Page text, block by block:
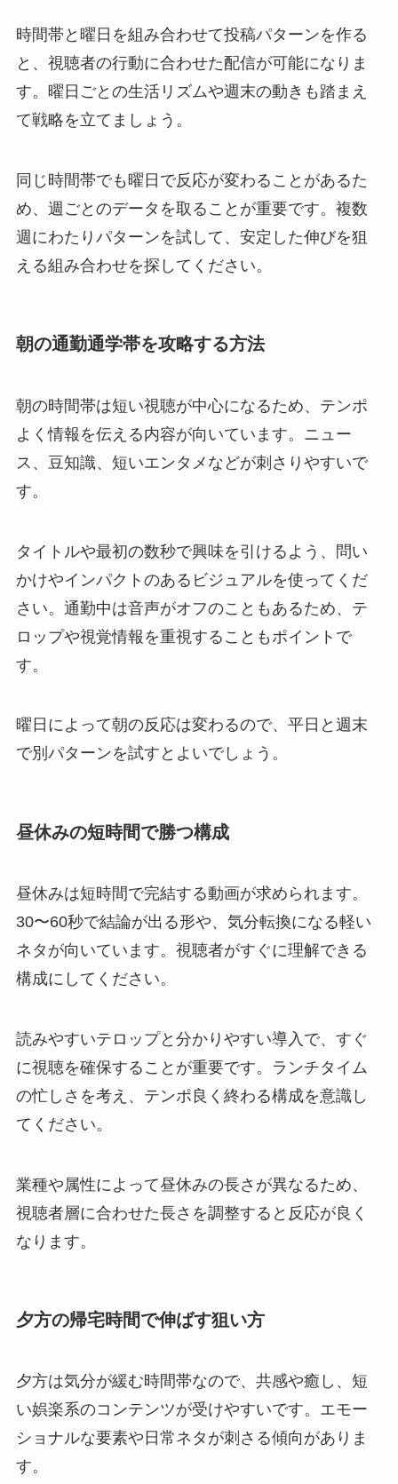
時間帯と曜日を組み合わせて投稿パターンを作る
と、視聴者の行動に合わせた配信が可能になりま
す。曜日ごとの生活リズムや週末の動きも踏まえ
て戦略を立てましょう。
同じ時間帯でも曜日で反応が変わることがあるた
め、週ごとのデータを取ることが重要です。複数
週にわたりパターンを試して、安定した伸びを狙
える組み合わせを探してください。
朝の通勤通学帯を攻略する方法
朝の時間帯は短い視聴が中心になるため、テンポ
よく情報を伝える内容が向いています。ニュー
ス、豆知識、短いエンタメなどが刺さりやすいで
す。
タイトルや最初の数秒で興味を引けるよう、問い
かけやインパクトのあるビジュアルを使ってくだ
さい。通勤中は音声がオフのこともあるため、テ
ロップや視覚情報を重視することもポイントで
す。
曜日によって朝の反応は変わるので、平日と週末
で別パターンを試すとよいでしょう。
昼休みの短時間で勝つ構成
昼休みは短時間で完結する動画が求められます。
30〜60秒で結論が出る形や、気分転換になる軽い
ネタが向いています。視聴者がすぐに理解できる
構成にしてください。
読みやすいテロップと分かりやすい導入で、すぐ
に視聴を確保することが重要です。ランチタイム
の忙しさを考え、テンポ良く終わる構成を意識し
てください。
業種や属性によって昼休みの長さが異なるため、
視聴者層に合わせた長さを調整すると反応が良く
なります。
夕方の帰宅時間で伸ばす狙い方
夕方は気分が緩む時間帯なので、共感や癒し、短
い娯楽系のコンテンツが受けやすいです。エモー
ショナルな要素や日常ネタが刺さる傾向がありま
す。